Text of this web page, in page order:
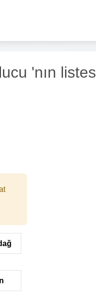
'nın